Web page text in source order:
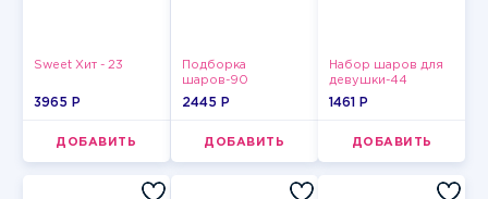
Sweet Хит - 23
3965 P
ДОБАВИТЬ
Подборка
шаров-90
2445 P
ДОБАВИТЬ
Набор шаров для
девушки-44
1461 P
ДОБАВИТЬ